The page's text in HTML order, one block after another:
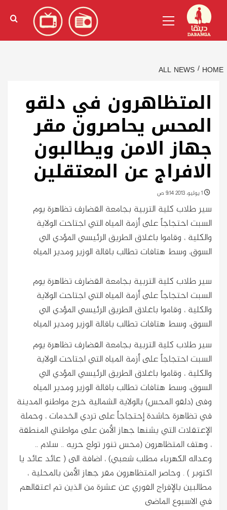
content
الإنجليزية)
Menu
HOME
ALL NEWS
المتظاهرون في دلقو
المحس يحاصرون مقر
جهاز الامن ويطالبون
الافراج عن المعتقلين
سير طلاب كلية التربية بجامعة القضارف تظاهرة يوم
السبت احتجاجاً على أزمة المياه التي اجتاحت الولاية
والكلية ، وقاموا باغلاق الطريق الرئيسي المؤدي الي
السوق، وسط هتافات تطالب باقالة الوزير ومدير المياه
سير طلاب كلية التربية بجامعة القضارف تظاهرة يوم
السبت احتجاجاً على أزمة المياه التي اجتاحت الولاية
والكلية ، وقاموا باغلاق الطريق الرئيسي المؤدي الي
السوق، وسط هتافات تطالب باقالة الوزير ومدير المياه
سير طلاب كلية التربية بجامعة القضارف تظاهرة يوم
السبت احتجاجاً على أزمة المياه التي اجتاحت الولاية
والكلية ، وقاموا باغلاق الطريق الرئيسي المؤدي الي
السوق، وسط هتافات تطالب باقالة الوزير ومدير المياه
وفى (دلقو المحس) بالولاية الشمالية خرج مواطنو المدينة
في تظاهرة حاشدة إحتجاجاً على تردي الخدمات ، وحملة
الإعتقلات التي يشنها جهاز الأمن على مواطني المنطقة
، وهتف المتظاهرون (محس تنور تولع حريه .. سلام ..
وعداله الكهرباء مطلب شعبي) ، اضافة الى ( عائد عائد يا
اكتوبر ) . وحاصر المتظاهرون مقر جهاز الأمن بالمحلية ،
مطالبين بالإفراج الفوري عن عشرة من الذين تم اعتقالهم
في الاسبوع الماضى